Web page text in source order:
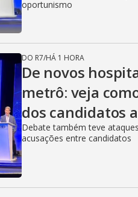
oportunismo
DO R7/HÁ 1 HORA
De novos
metrô: veja
dos candidatos
Debate também teve
acusações entre candidatos